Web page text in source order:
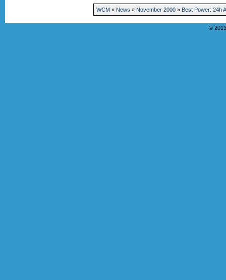
WCM » News » November 2000» Best Power: 24h
©